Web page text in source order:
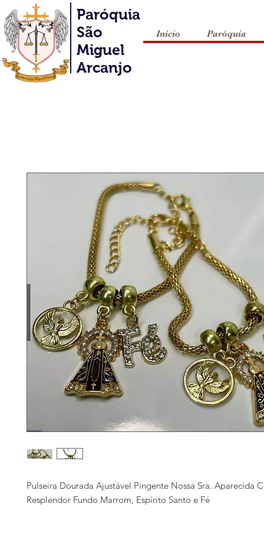
Início Paróquia
Paróquia
São
Miguel
Arcanjo
Pulseira Dourada Ajustável Pingente Nossa Sra. Aparecida
Resplendor Fundo Marrom, Espírito Santo e Fé